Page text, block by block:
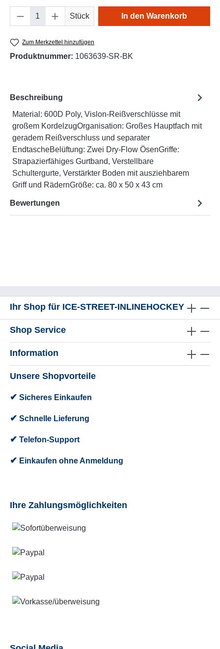
Produkt Anzahl: Gib den gewünschten
Stück In den Warenkorb
Zum Merkzettel hinzufügen
Produktnummer: 1063639-SR-BK
Beschreibung
Material: 600D Poly, Vislon-Reißverschlüsse mit
großem KordelzugOrganisation: Großes Hauptfach mit
geradem Reißverschluss und separater
EndtascheBelüftung: Zwei Dry-Flow ÖsenGriffe:
Strapazierfähiges Gurtband, Verstellbare
Schultergurte, Verstärkter Boden mit ausziehbarem
Griff und RädernGröße: ca. 80 x 50 x 43 cm
Bewertungen
Ihr Shop für ICE-STREET-INLINEHOCKEY
Shop Service
Information
Unsere Shopvorteile
✔ Sicheres Einkaufen
✔ Schnelle Lieferung
✔ Telefon-Support
✔ Einkaufen ohne Anmeldung
Ihre Zahlungsmöglichkeiten